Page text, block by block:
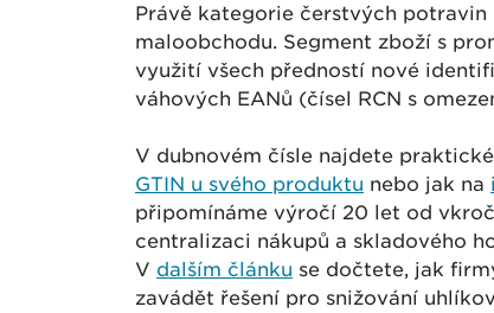
Právě kategorie čerstvých potravin
maloobchodu. Segment zboží s
využití všech předností nové
váhových EANů (čísel RCN s
V dubnovém čísle najdete
GTIN u svého produktu nebo jak na
připomínáme výročí 20 let od
centralizaci nákupů a skladového
V dalším článku se dočtete, jak
zavádět řešení pro snižování